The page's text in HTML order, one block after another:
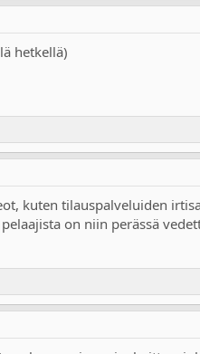
hetkellä)
kuten tilauspalveluiden
on niin perässä